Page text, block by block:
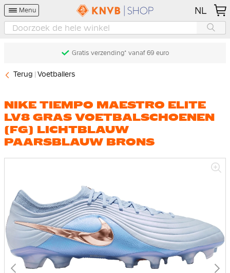
Menu NL
Gratis verzending* vanaf 69 euro
Terug Voetballers
NIKE TIEMPO MAESTRO ELITE
LV8 GRAS VOETBALSCHOENEN
(FG) LICHTBLAUW
PAARSBLAUW BRONS
afbeeldingen-
gallerij